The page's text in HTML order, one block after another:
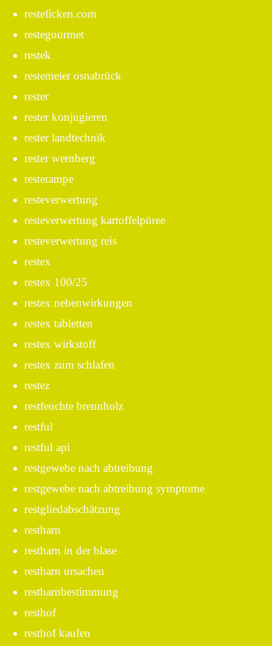
resteficken.com
restegourmet
restek
restemeier osnabrück
rester
rester konjugieren
rester landtechnik
rester wernberg
resterampe
resteverwertung
resteverwertung kartoffelpüree
resteverwertung reis
restex
restex 100/25
restex nebenwirkungen
restex tabletten
restex wirkstoff
restex zum schlafen
restez
restfeuchte brennholz
restful
restful api
restgewebe nach abtreibung
restgewebe nach abtreibung symptome
restgliedabschätzung
restharn
restharn in der blase
restharn ursachen
restharnbestimmung
resthof
resthof kaufen